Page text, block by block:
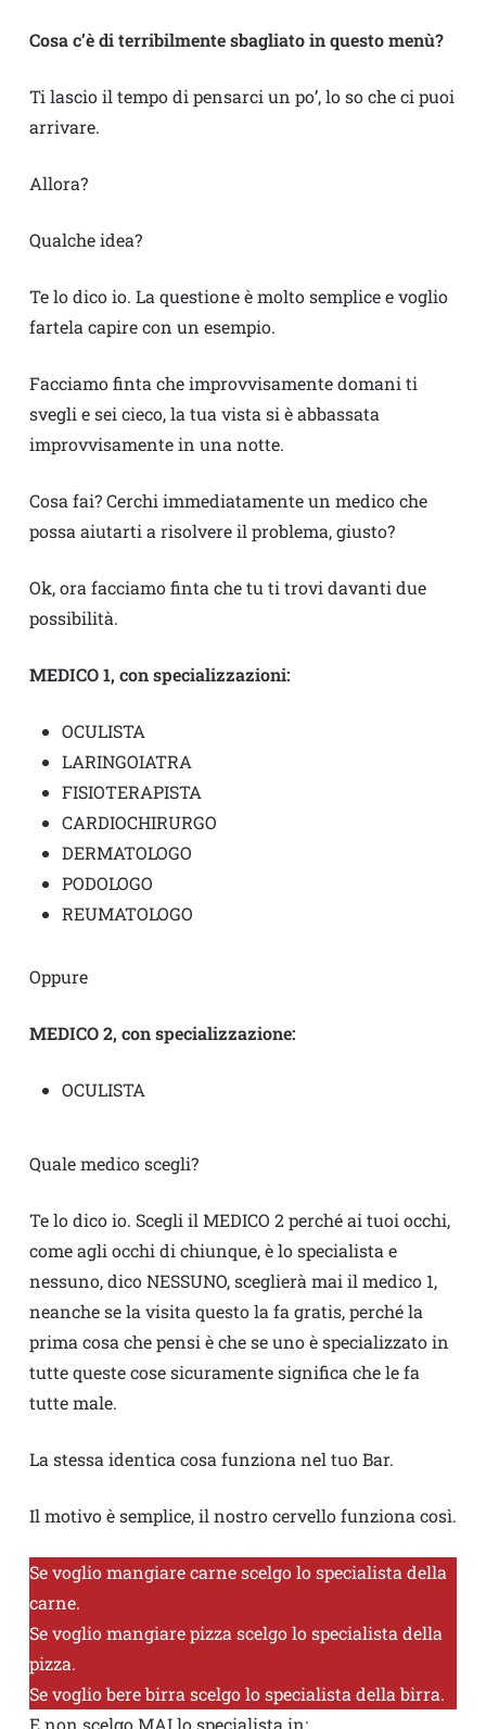
Cosa c’è di terribilmente sbagliato in questo menù?
Ti lascio il tempo di pensarci un po’, lo so che ci puoi
arrivare.
Allora?
Qualche idea?
Te lo dico io. La questione è molto semplice e voglio
fartela capire con un esempio.
Facciamo finta che improvvisamente domani ti
svegli e sei cieco, la tua vista si è abbassata
improvvisamente in una notte.
Cosa fai? Cerchi immediatamente un medico che
possa aiutarti a risolvere il problema, giusto?
Ok, ora facciamo finta che tu ti trovi davanti due
possibilità.
MEDICO 1, con specializzazioni:
OCULISTA
LARINGOIATRA
FISIOTERAPISTA
CARDIOCHIRURGO
DERMATOLOGO
PODOLOGO
REUMATOLOGO
Oppure
MEDICO 2, con specializzazione:
OCULISTA
Quale medico scegli?
Te lo dico io. Scegli il MEDICO 2 perché ai tuoi occhi,
come agli occhi di chiunque, è lo specialista e
nessuno, dico NESSUNO, sceglierà mai il medico 1,
neanche se la visita questo la fa gratis, perché la
prima cosa che pensi è che se uno è specializzato in
tutte queste cose sicuramente significa che le fa
tutte male.
La stessa identica cosa funziona nel tuo Bar.
Il motivo è semplice, il nostro cervello funziona così.
Se voglio mangiare carne scelgo lo specialista della
carne.
Se voglio mangiare pizza scelgo lo specialista della
pizza.
Se voglio bere birra scelgo lo specialista della birra.